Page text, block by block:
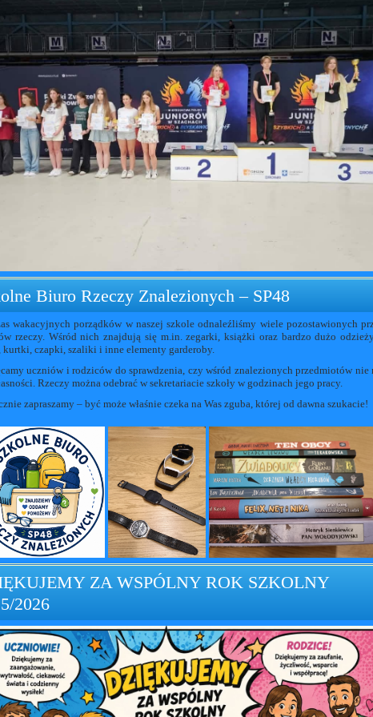
Biuro Rzeczy Znalezionych – SP48
wakacyjnych porządków w naszej szkole odnaleźliśmy wiele pozostawionych
rzeczy. Wśród nich znajdują się m.in. zegarki, książki oraz bardzo dużo
kurtki, czapki, szaliki i inne elementy garderoby.
uczniów i rodziców do sprawdzenia, czy wśród znalezionych przedmiotów nie
Rzeczy można odebrać w sekretariacie szkoły w godzinach jego pracy.
zapraszamy – być może właśnie czeka na Was zguba, której od dawna szukacie!
ZA WSPÓLNY ROK SZKOLNY
2026